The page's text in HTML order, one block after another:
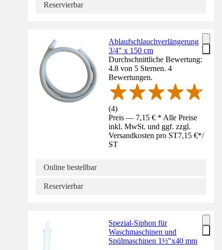
Reservierbar
Ablaufschlauchverlängerung
3/4" x 150 cm
Durchschnittliche Bewertung:
4.8 von 5 Sternen. 4
Bewertungen.
(4)
Preis — 7,15 € * Alle Preise
inkl. MwSt. und ggf. zzgl.
Versandkosten pro ST7,15 €*/
ST
Online bestellbar
Reservierbar
Spezial-Siphon für
Waschmaschinen und
Spülmaschinen 1½"x40 mm